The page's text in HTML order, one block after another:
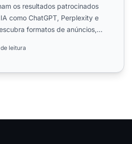
os resultados patrocinados
como ChatGPT, Perplexity e
formatos de anúncios,
leitura